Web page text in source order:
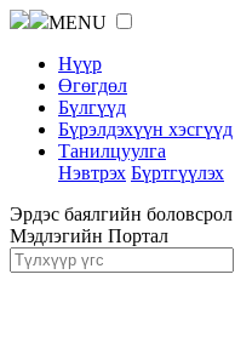
MENU
Нүүр
Өгөгдөл
Бүлгүүд
Бүрэлдэхүүн хэсгүүд
Танилцуулга
Нэвтрэх Бүртгүүлэх
Эрдэс баялгийн боловсрол
Мэдлэгийн Портал